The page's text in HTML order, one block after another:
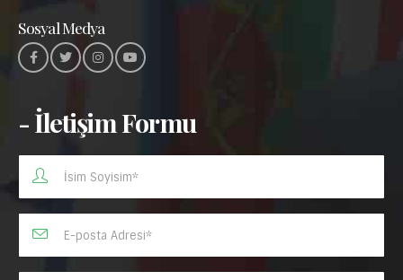
Sosyal Medya
- İletişim Formu